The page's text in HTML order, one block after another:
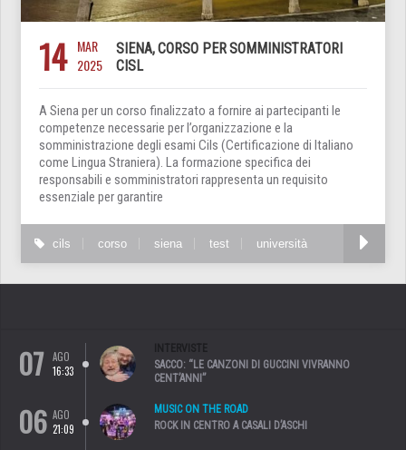
14 MAR
2025
SIENA, CORSO PER SOMMINISTRATORI
CISL
A Siena per un corso finalizzato a fornire ai partecipanti le
competenze necessarie per l’organizzazione e la
somministrazione degli esami Cils (Certificazione di Italiano
come Lingua Straniera). La formazione specifica dei
responsabili e somministratori rappresenta un requisito
essenziale per garantire
cils corso siena test università
07
AGO
16:33
INTERVISTE
SACCO: “LE CANZONI DI GUCCINI VIVRANNO
CENT’ANNI”
06 AGO
21:09
MUSIC ON THE ROAD
ROCK IN CENTRO A CASALI D’ASCHI